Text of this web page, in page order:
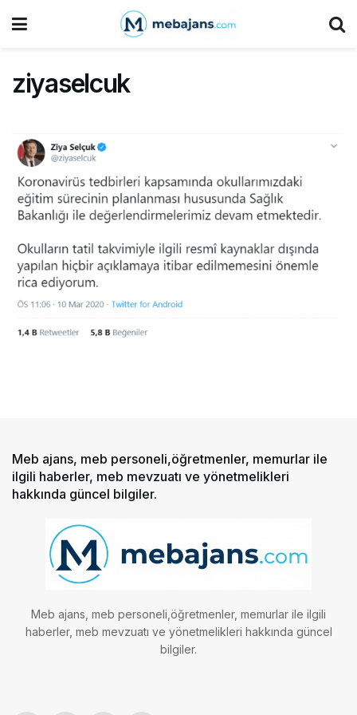
ziyaselcuk
Meb ajans, meb personeli,öğretmenler, memurlar ile
ilgili haberler, meb mevzuatı ve yönetmelikleri
hakkında güncel bilgiler.
Meb ajans, meb personeli,öğretmenler, memurlar ile ilgili
haberler, meb mevzuatı ve yönetmelikleri hakkında güncel
bilgiler.